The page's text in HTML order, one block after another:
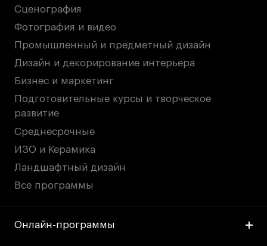
Сценография
Фотография и видео
Промышленный и предметный дизайн
Дизайн и декорирование интерьера
Бизнес и маркетинг
Подготовительные курсы и творческое
развитие
Среднесрочные
ИЗО и Керамика
Ландшафтный дизайн
Все программы
Онлайн-программы